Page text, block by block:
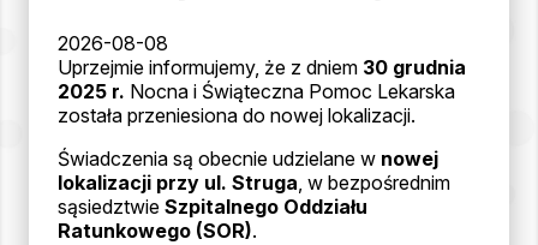
2026-08-08
Uprzejmie informujemy, że z dniem 30 grudnia
2025 r. Nocna i Świąteczna Pomoc Lekarska
została przeniesiona do nowej lokalizacji.
Świadczenia są obecnie udzielane w nowej
lokalizacji przy ul. Struga, w bezpośrednim
sąsiedztwie Szpitalnego Oddziału
Ratunkowego (SOR).